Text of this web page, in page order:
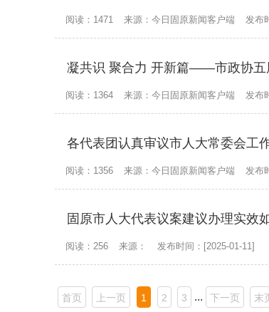
阅读：1471 来源：今日固原新闻客户端 发布
凝共识 聚合力 开新篇——市政协五
阅读：1364 来源：今日固原新闻客户端 发布
各代表团认真审议市人大常委会工
阅读：1356 来源：今日固原新闻客户端 发布
固原市人大代表议案建议办理实效
阅读：256 来源： 发布时间：[2025-01-11]
首页 上一页 1 2 3 ... 下一页 末